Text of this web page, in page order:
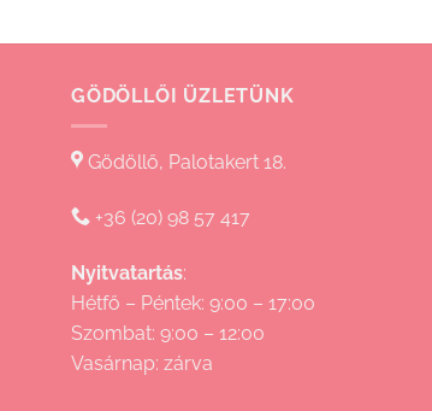
GÖDÖLLŐI ÜZLETÜNK
Gödöllő, Palotakert 18.
+36 (20) 98 57 417
Nyitvatartás:
Hétfő – Péntek: 9:00 – 17:00
Szombat: 9:00 – 12:00
Vasárnap: zárva